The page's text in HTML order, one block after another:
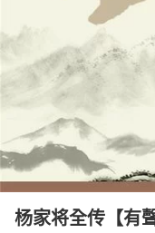
日本購物 電子/
杨家将全传【有